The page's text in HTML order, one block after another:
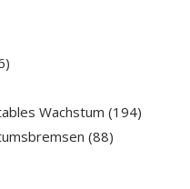
Wachstum (194)
(88)